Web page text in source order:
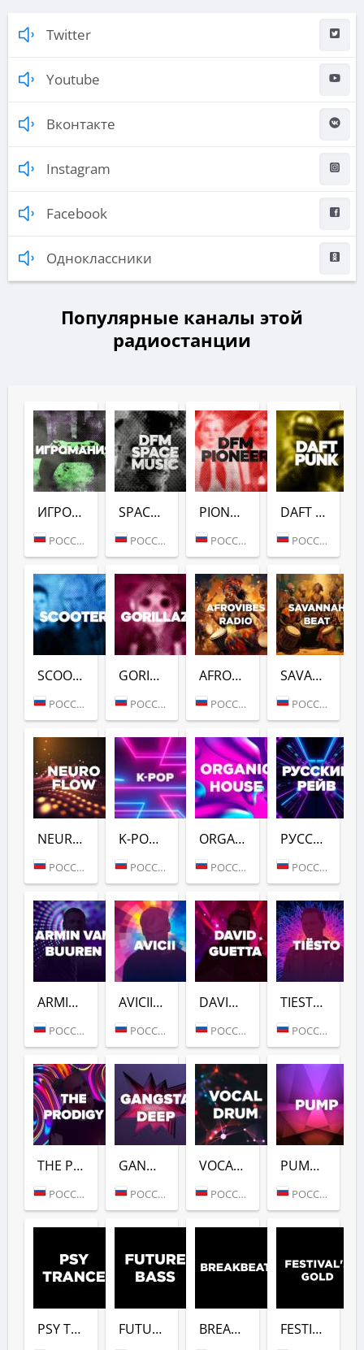
Twitter
Youtube
Вконтакте
Instagram
Facebook
Одноклассники
Популярные каналы этой
радиостанции
ИГРОМАНИЯ (DFM)
РОССИЯ (МОСКВА)
SPACE (DFM)
РОССИЯ (МОСКВА)
PIONEER (DFM)
РОССИЯ (МОСКВА)
DAFT PUNK (DFM)
РОССИЯ (МОСКВА)
SCOOTER (DFM)
РОССИЯ (МОСКВА)
GORILLAZ (DFM)
РОССИЯ (МОСКВА)
AFROVIBES RADIO (DFM)
РОССИЯ (МОСКВА)
SAVANNAH BEAT (DFM)
РОССИЯ (МОСКВА)
NEURO FLOW (DFM)
РОССИЯ (МОСКВА)
K-POP (DFM)
РОССИЯ (МОСКВА)
ORGANIC HOUSE (DFM)
РОССИЯ (МОСКВА)
РУССКИЙ РЕЙВ (DFM)
РОССИЯ (МОСКВА)
ARMIN VAN BUUREN (DFM)
РОССИЯ (МОСКВА)
AVICII (DFM)
РОССИЯ (МОСКВА)
DAVID GUETTA (DFM)
РОССИЯ (МОСКВА)
TIESTO (DFM)
РОССИЯ (МОСКВА)
THE PRODIGY (DFM)
РОССИЯ (МОСКВА)
GANGSTER DEEP (DFM)
РОССИЯ (МОСКВА)
VOCAL DRUM (DFM)
РОССИЯ (МОСКВА)
PUMP (DFM)
РОССИЯ (МОСКВА)
PSY TRANCE (DFM) FUTURE BASS (DFM) BREAKBEAT (DFM) FESTIVALS GOLD (DFM)